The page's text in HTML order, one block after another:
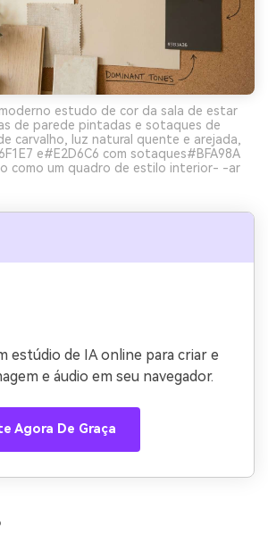
estudo de cor da sala de estar
de parede pintadas e sotaques de
carvalho, luz natural quente e arejada,
e#E2D6C6 com sotaques#BFA98A
como um quadro de estilo interior- -ar
estúdio de IA online para criar e
e áudio em seu navegador.
Agora De Graça